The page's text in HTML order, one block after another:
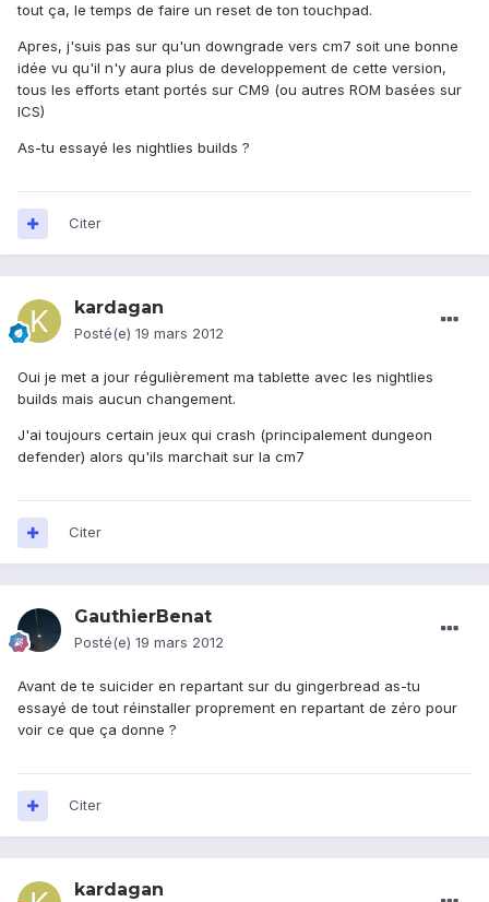
tout ça, le temps de faire un reset de ton touchpad.
Apres, j'suis pas sur qu'un downgrade vers cm7 soit une bonne
idée vu qu'il n'y aura plus de developpement de cette version,
tous les efforts etant portés sur CM9 (ou autres ROM basées sur
ICS)
As-tu essayé les nightlies builds ?
Citer
kardagan
Posté(e) 19 mars 2012
Oui je met a jour régulièrement ma tablette avec les nightlies
builds mais aucun changement.
J'ai toujours certain jeux qui crash (principalement dungeon
defender) alors qu'ils marchait sur la cm7
Citer
GauthierBenat
Posté(e) 19 mars 2012
Avant de te suicider en repartant sur du gingerbread as-tu
essayé de tout réinstaller proprement en repartant de zéro pour
voir ce que ça donne ?
Citer
kardagan